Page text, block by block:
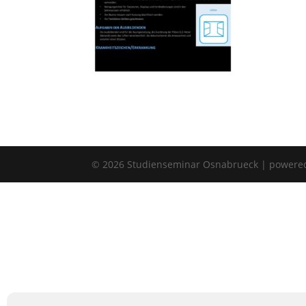
© 2026 Studienseminar Osnabrueck |